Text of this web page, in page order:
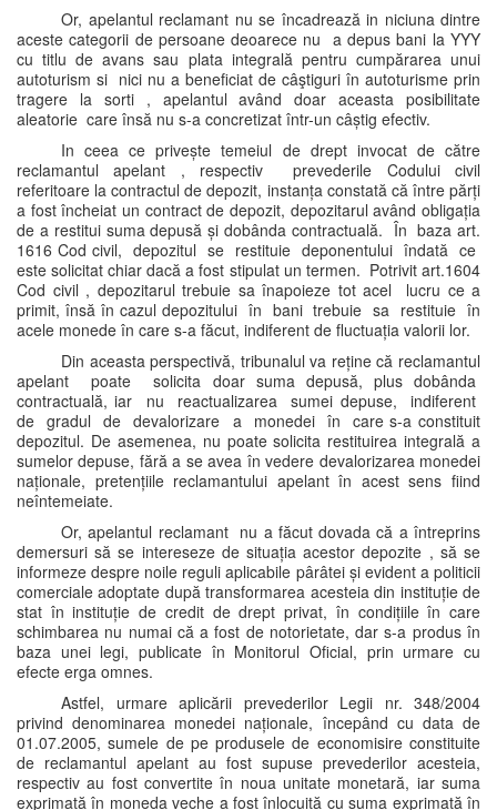
Or, apelantul reclamant nu se încadrează in niciuna dintre
aceste categorii de persoane deoarece nu a depus bani la YYY
cu titlu de avans sau plata integrală pentru cumpărarea unui
autoturism si nici nu a beneficiat de câştiguri în autoturisme prin
tragere la sorti , apelantul având doar aceasta posibilitate
aleatorie care însă nu s-a concretizat într-un câștig efectiv.
In ceea ce privește temeiul de drept invocat de către
reclamantul apelant , respectiv prevederile Codului civil
referitoare la contractul de depozit, instanța constată că între părți
a fost încheiat un contract de depozit, depozitarul având obligația
de a restitui suma depusă și dobânda contractuală. În baza art.
1616 Cod civil, depozitul se restituie deponentului îndată ce
este solicitat chiar dacă a fost stipulat un termen. Potrivit art.1604
Cod civil , depozitarul trebuie sa înapoieze tot acel lucru ce a
primit, însă în cazul depozitului în bani trebuie sa restituie în
acele monede în care s-a făcut, indiferent de fluctuația valorii lor.
Din aceasta perspectivă, tribunalul va reține că reclamantul
apelant poate solicita doar suma depusă, plus dobânda
contractuală, iar nu reactualizarea sumei depuse, indiferent
de gradul de devalorizare a monedei în care s-a constituit
depozitul. De asemenea, nu poate solicita restituirea integrală a
sumelor depuse, fără a se avea în vedere devalorizarea monedei
naționale, pretențiile reclamantului apelant în acest sens fiind
neîntemeiate.
Or, apelantul reclamant nu a făcut dovada că a întreprins
demersuri să se intereseze de situația acestor depozite , să se
informeze despre noile reguli aplicabile pârâtei și evident a politicii
comerciale adoptate după transformarea acesteia din instituție de
stat în instituție de credit de drept privat, în condițiile în care
schimbarea nu numai că a fost de notorietate, dar s-a produs în
baza unei legi, publicate în Monitorul Oficial, prin urmare cu
efecte erga omnes.
Astfel, urmare aplicării prevederilor Legii nr. 348/2004
privind denominarea monedei naționale, începând cu data de
01.07.2005, sumele de pe produsele de economisire constituite
de reclamantul apelant au fost supuse prevederilor acesteia,
respectiv au fost convertite în noua unitate monetară, iar suma
exprimată în moneda veche a fost înlocuită cu suma exprimată în